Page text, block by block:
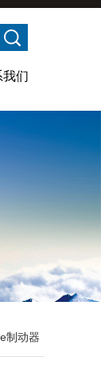
我们
制动器